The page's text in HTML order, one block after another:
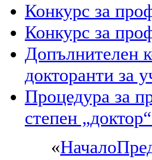
Конкурс за
Конкурс за
Допълнителен
докторанти за
Процедура за
степен
«Начало